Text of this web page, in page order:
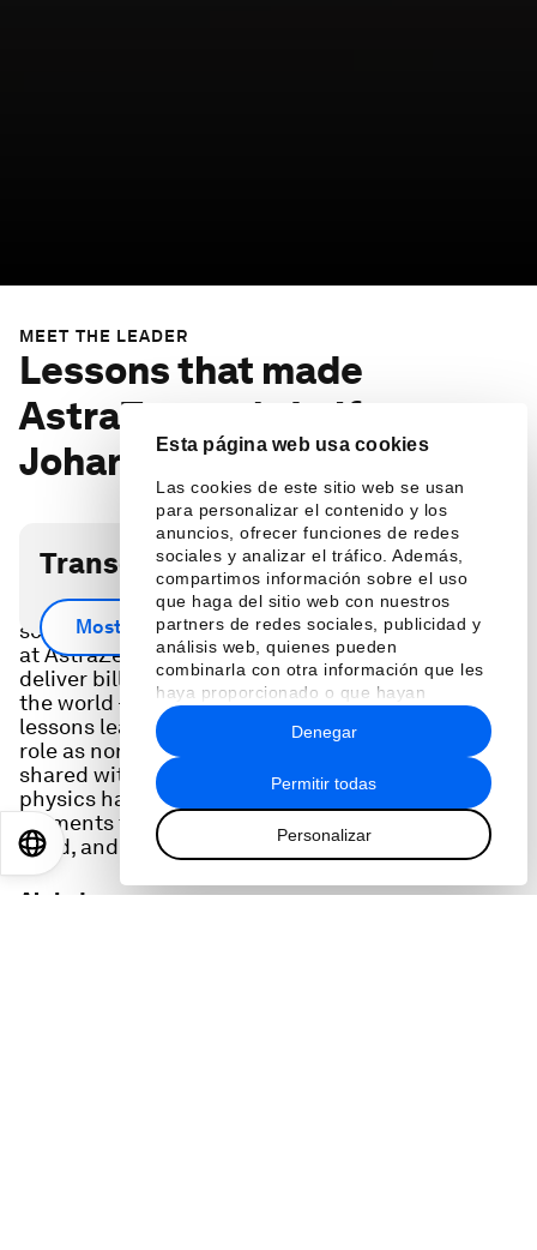
Esta página web usa cookies
Las cookies de este sitio web se usan
para personalizar el contenido y los
anuncios, ofrecer funciones de redes
sociales y analizar el tráfico. Además,
compartimos información sobre el uso
que haga del sitio web con nuestros
partners de redes sociales, publicidad y
análisis web, quienes pueden
combinarla con otra información que les
haya proporcionado o que hayan
recopilado a partir del uso que haya
hecho de sus servicios.
Permitir todas
Personalizar
Denegar
MEET THE LEADER
Lessons that made
AstraZeneca's Leif
Johansson a better leader
Transcripción del podcast
Mostrar más
With a career that spans nearly 5 decades in
science and technology -- one that includes time
at AstraZeneca during its history making effort to
deliver billions of vaccines to countries around
the world -- Leif Johansson shares his unique
lessons learned. Before he stepped down from his
role as non-executive chairman 27 April, he
shared with Meet The Leader how his interest in
physics has made him a better leader, the key
moments that shaped him and even changed his
mind, and the advice he's been most grateful for.
Alojado por:
EN